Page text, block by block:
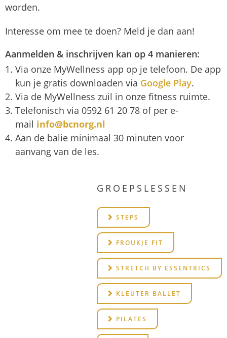
worden.
Interesse om mee te doen? Meld je dan aan!
Aanmelden & inschrijven kan op 4 manieren:
Via onze MyWellness app op je telefoon. De app
kun je gratis downloaden via Google Play.
Via de MyWellness zuil in onze fitness ruimte.
Telefonisch via 0592 61 20 78 of per e-
mail info@bcnorg.nl
Aan de balie minimaal 30 minuten voor
aanvang van de les.
GROEPSLESSEN
STEPS
FROUKJE FIT
STRETCH BY ESSENTRICS
KLEUTER BALLET
PILATES